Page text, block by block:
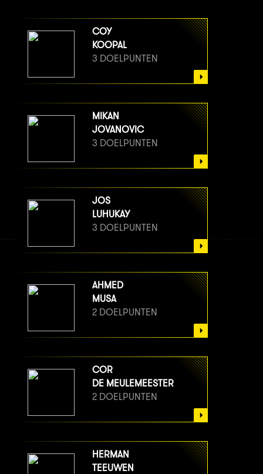
COY
KOOPAL
3 DOELPUNTEN
MIKAN
JOVANOVIC
3 DOELPUNTEN
JOS
LUHUKAY
3 DOELPUNTEN
AHMED
MUSA
2 DOELPUNTEN
COR
DE MEULEMEESTER
2 DOELPUNTEN
HERMAN
TEEUWEN